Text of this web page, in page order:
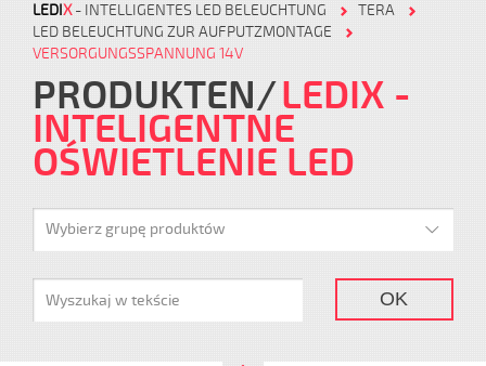
LEDIX- INTELLIGENTES LED BELEUCHTUNG
TERA
LED BELEUCHTUNG ZUR AUFPUTZMONTAGE
VERSORGUNGSSPANNUNG 14V
PRODUKTEN LEDIX -
INTELIGENTNE
OŚWIETLENIE LED
Wybierz grupę produktów
OK